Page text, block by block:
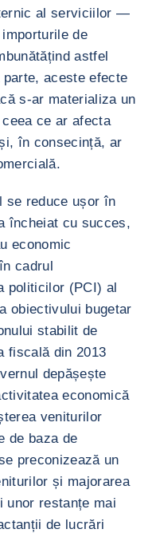
al serviciilor —
de
astfel
aceste efecte
s-ar materializa un
ce ar afecta
în consecință, ar
se reduce ușor în
încheiat cu succes,
economic
cadrul
politicilor (PCI) al
obiectivului bugetar
stabilit de
fiscală din 2013
depășește
economică
veniturilor
de baza de
preconizează un
și majorarea
unor restanțe mai
de lucrări